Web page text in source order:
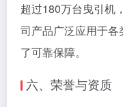
超过180万台曳引机
司产品广泛应用于
了可靠保障。
六、荣誉与资质